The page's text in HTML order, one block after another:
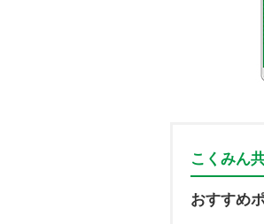
こくみん
おすすめ